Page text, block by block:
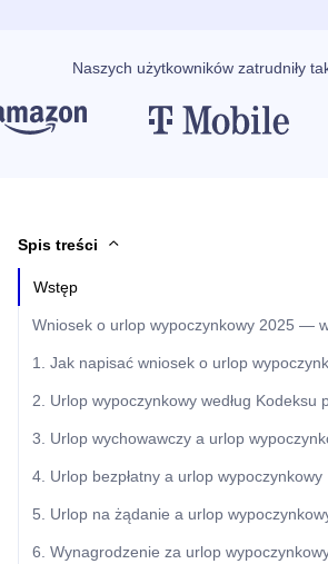
Naszych użytkowników zatrudniły
Spis treści
Wstęp
Wniosek o urlop wypoczynkowy 2025 —
1. Jak napisać wniosek o urlop
2. Urlop wypoczynkowy według Kodeksu
3. Urlop wychowawczy a urlop
4. Urlop bezpłatny a urlop wypoczynkowy
5. Urlop na żądanie a urlop
6. Wynagrodzenie za urlop